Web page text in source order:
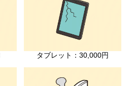
タブレット：30,000円